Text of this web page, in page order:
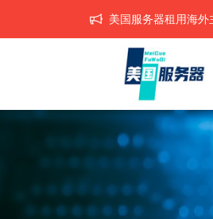
美国服务器租用海